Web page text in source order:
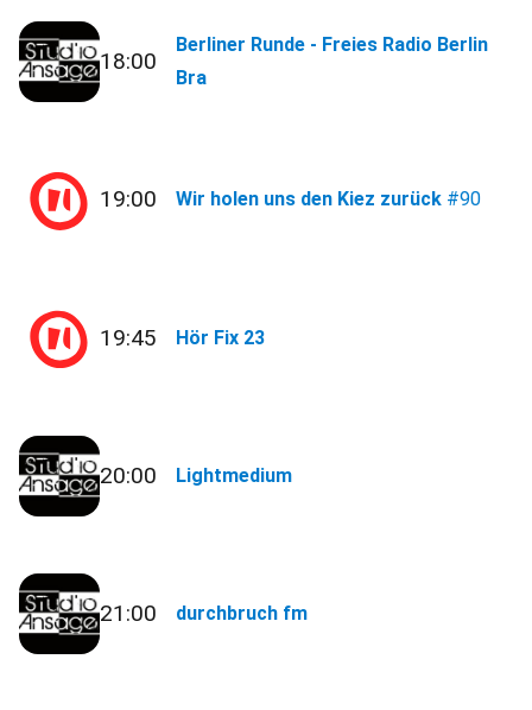
18:00
Berliner Runde - Freies Radio Berlin
Bra
19:00 Wir holen uns den Kiez zurück #90
19:45 Hör Fix 23
20:00 Lightmedium
21:00 durchbruch fm